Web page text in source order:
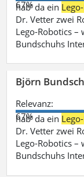
67%
hab‘ da ein
Dr. Vetter zwei
Lego-Robotics –
Bundschuhs
Björn
Relevanz:
67%
hab‘ da ein
Dr. Vetter zwei
Lego-Robotics –
Bundschuhs